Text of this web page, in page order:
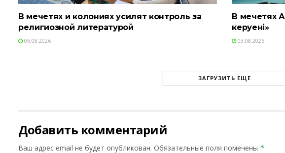
В мечетях и колониях усилят контроль за
религиозной литературой
06.08.2026
В мечетях
керуені»
03.08.2026
ЗАГРУЗИТЬ ЕЩЕ
Добавить комментарий
Ваш адрес email не будет опубликован. Обязательные поля помечены *